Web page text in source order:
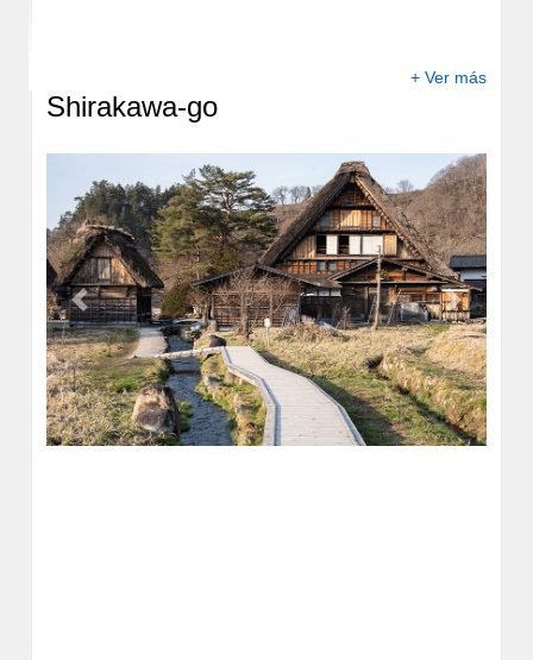
+ Ver más
Shirakawa-go
Previous Next